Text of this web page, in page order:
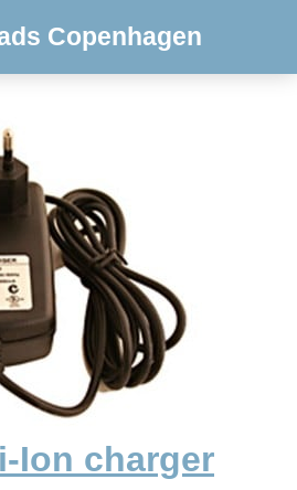
Copenhagen
Ion charger